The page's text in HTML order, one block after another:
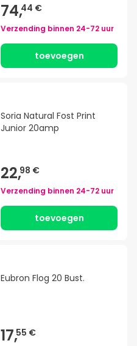
74,44 €
Verzending binnen 24-72 uur
toevoegen
Soria Natural Fost Print
Junior 20amp
22,98 €
Verzending binnen 24-72 uur
toevoegen
Eubron Flog 20 Bust.
17,55 €